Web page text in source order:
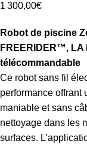
1 300,00€
Robot de piscine
FREERIDER™, LA
télécommandable
Ce robot sans fil
performance offrant
maniable et sans
nettoyage dans les
surfaces.